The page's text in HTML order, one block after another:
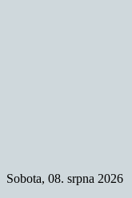
Sobota, 08. srpna 2026